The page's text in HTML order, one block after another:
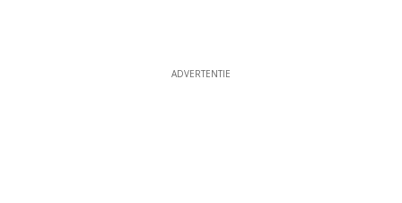
ADVERTENTIE